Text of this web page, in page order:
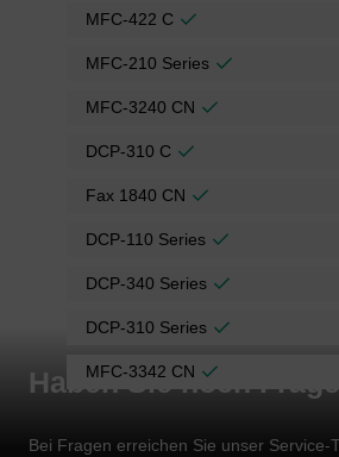
MFC-422 C
MFC-210 Series
MFC-3240 CN
DCP-310 C
Fax 1840 CN
DCP-110 Series
DCP-340 Series
DCP-310 Series
MFC-3342 CN
Haben Sie noch
Bei Fragen erreichen Sie unser Service-